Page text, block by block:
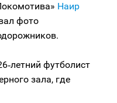
Наир
фото
футболист
зала, где